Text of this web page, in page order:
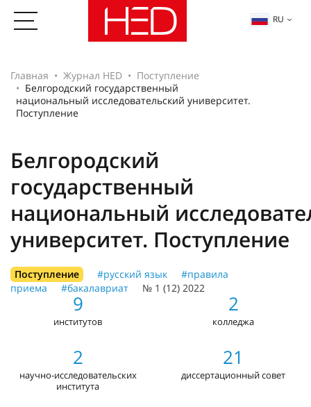
RU
Главная Журнал HED
Поступление
Белгородский государственный
национальный исследовательский университет.
Поступление
Белгородский
государственный
национальный
университет. Поступление
Поступление #русский язык
#правила
приема
#бакалавриат № 1 (12) 2022
9
институтов
2
колледжа
2
научно-исследовательских
института
21
диссертационный совет